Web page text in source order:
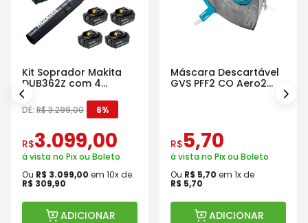
Kit Soprador Makita
DUB362Z com 4
Baterias Carregador e
Maleta
DE: R$3.299,00 6%
R$3.099,00
à vista no Pix ou Boleto
Ou R$ 3.099,00 em 10x de
R$ 309,90
ADICIONAR
Máscara Descartável
GVS PFF2 CO Aero2
R$5,70
à vista no Pix ou Boleto
Ou R$ 5,70 em 1x de
R$ 5,70
ADICIONAR